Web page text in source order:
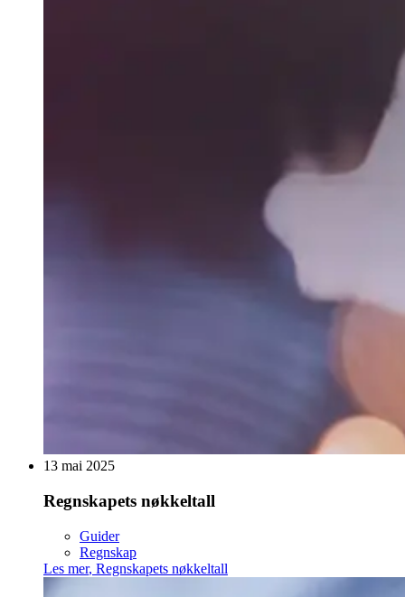
13 mai 2025
Regnskapets nøkkeltall
Guider
Regnskap
Les mer, Regnskapets nøkkeltall